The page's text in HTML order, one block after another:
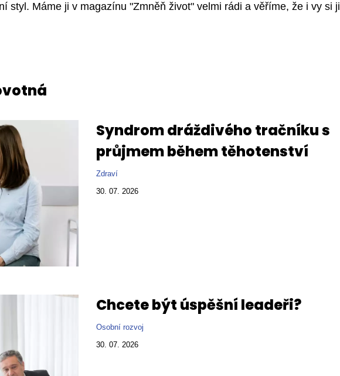
styl. Máme ji v magazínu "Zmněň život" velmi rádi a věříme, že i vy si ji
Syndrom dráždivého tračníku s
průjmem během těhotenství
Zdraví
30. 07. 2026
Chcete být úspěšní leadeři?
Osobní rozvoj
30. 07. 2026